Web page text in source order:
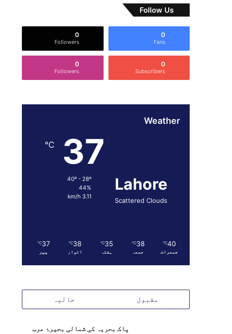
Follow Us
0
Fans
0
Followers
0
Subscribers
0
Followers
Weather
Lahore
Scattered Clouds
37
℃
40º - 28º
44%
3.11 km/h
40
℃
جمعرات
38
℃
جمعہ
35
℃
ہفتہ
38
℃
اتوار
37
℃
پیر
مقبول حالیہ
پاک بحریہ کی شمالی بحیرۂ عرب